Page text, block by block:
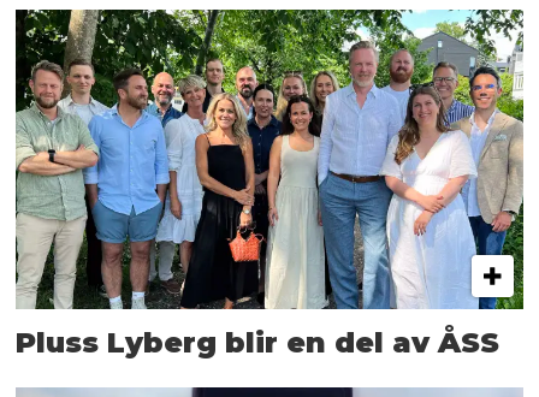
Pluss Lyberg blir en del av ÅSS